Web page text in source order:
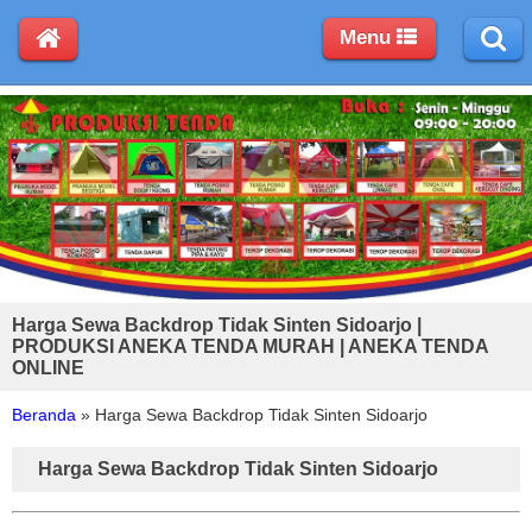
Harga Sewa Backdrop Tidak Sinten Sidoarjo |
PRODUKSI ANEKA TENDA MURAH | ANEKA TENDA
ONLINE
Beranda » Harga Sewa Backdrop Tidak Sinten Sidoarjo
Harga Sewa Backdrop Tidak Sinten Sidoarjo
Menu